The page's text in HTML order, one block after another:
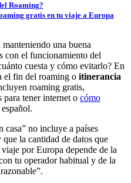
Roaming?
gratis en tu viaje a Europa
una buena
con el funcionamiento del
cuesta y cómo evitarlo? En
el fin del roaming o itinerancia
roaming gratis,
para tener internet o cómo
casa” no incluye a países
la cantidad de datos que
por Europa depende de la
tu operador habitual y de la